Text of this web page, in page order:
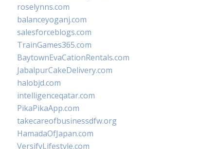
roselynns.com
balanceyoganj.com
salesforceblogs.com
TrainGames365.com
BaytownEvaCationRentals.com
JabalpurCakeDelivery.com
halobjd.com
intelligenceqatar.com
PikaPikaApp.com
takecareofbusinessdfw.org
HamadaOfJapan.com
VersifyLifestyle.com